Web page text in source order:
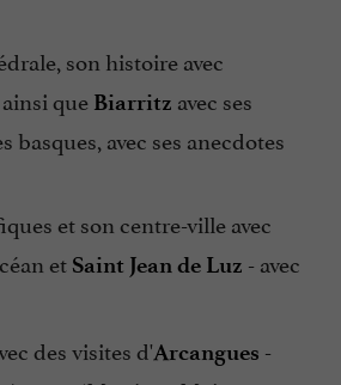
son histoire avec
que Biarritz avec ses
avec ses anecdotes
et son centre-ville avec
et Saint Jean de Luz - avec
des visites d'Arcangues -